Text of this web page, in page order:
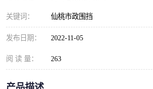
关键词： 仙桃市政围挡
发布日期： 2022-11-05
阅 读 量： 263